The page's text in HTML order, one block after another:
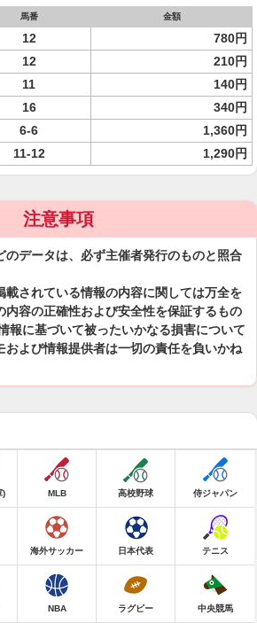
馬番 金額
12 780円
12
210円
11
140円
16
340円
6-6
1,360円
11-12 1,290円
注意事項
のデータは、必ず主催者発行のものと照合
載されている情報の内容に関しては万全を
内容の正確性および安全性を保証するもの
報に基づいて被ったいかなる損害について
および情報提供者は一切の責任を負いかね
) MLB 高校野球 侍ジャパン
海外サッカー 日本代表 テニス
NBA ラグビー 中央競馬